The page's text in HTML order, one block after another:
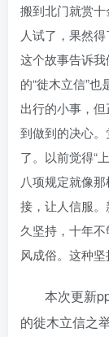
搬到北门就赏
人试了，果然
这个故事告诉
的“徙木立信”也
出行的小事，
到做到的决心
了。以前觉得“
八项规定就像
接，让人信服。
久坚持，十年
风成俗。这种坚
本次更新
的徙木立信之